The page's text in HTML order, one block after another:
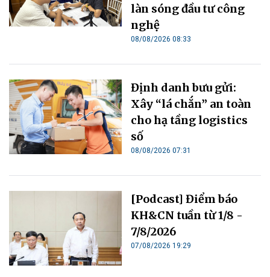
làn sóng đầu tư công
nghệ
08/08/2026 08:33
Định danh bưu gửi:
Xây “lá chắn” an toàn
cho hạ tầng logistics
số
08/08/2026 07:31
[Podcast] Điểm báo
KH&CN tuần từ 1/8 -
7/8/2026
07/08/2026 19:29